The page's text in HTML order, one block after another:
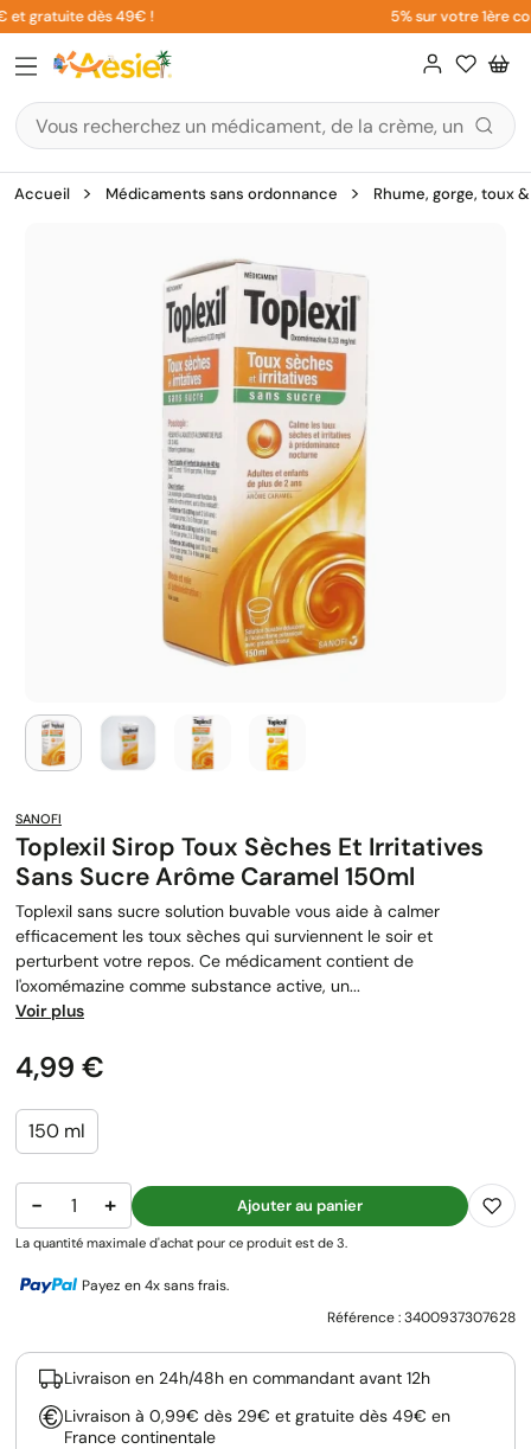
Aller
au
contenu
gratuite dès 49€ ! 5% sur votre 1ère
Accueil Médicaments sans ordonnance Rhume, gorge, toux
SANOFI
Toplexil Sirop Toux Sèches Et Irritatives
Sans Sucre Arôme Caramel 150ml
Toplexil sans sucre solution buvable vous aide à calmer
efficacement les toux sèches qui surviennent le soir et
perturbent votre repos. Ce médicament contient de
l'oxomémazine comme substance active, un...
Voir plus
Prix
4,99 €
150 ml
− + Ajouter au panier
La quantité maximale d'achat pour ce produit est de 3.
Payez en 4x sans frais.
Référence :3400937307628
Livraison en 24h/48h en commandant avant 12h
Livraison à 0,99€ dès 29€ et gratuite dès 49€ en
France continentale